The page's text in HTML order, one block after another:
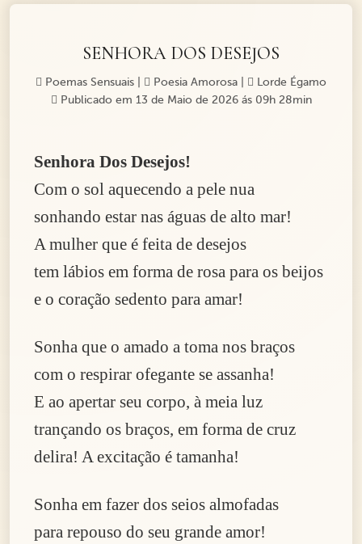
SENHORA DOS DESEJOS
Poemas Sensuais Poesia Amorosa
Lorde Égamo
Publicado em 13 de Maio de 2026 ás 09h 28min
Senhora Dos Desejos!
Com o sol aquecendo a pele nua
sonhando estar nas águas de alto mar!
A mulher que é feita de desejos
tem lábios em forma de rosa para os beijos
e o coração sedento para amar!
Sonha que o amado a toma nos braços
com o respirar ofegante se assanha!
E ao apertar seu corpo, à meia luz
trançando os braços, em forma de cruz
delira! A excitação é tamanha!
Sonha em fazer dos seios almofadas
para repouso do seu grande amor!